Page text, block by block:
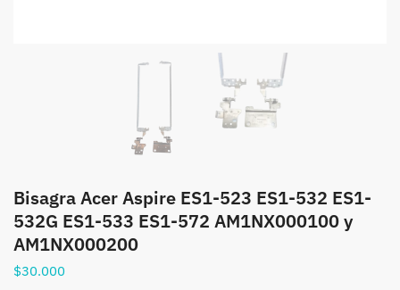
Bisagra Acer Aspire ES1-523 ES1-532 ES1-
532G ES1-533 ES1-572 AM1NX000100 y
AM1NX000200
$30.000